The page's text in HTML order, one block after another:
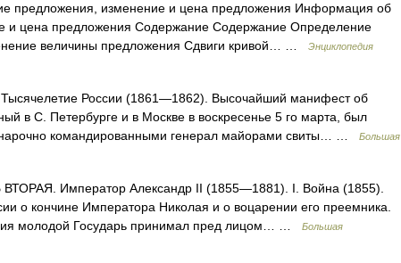
предложения, изменение и цена предложения Информация об
и цена предложения Содержание Содержание Определение
величины предложения Сдвиги кривой… …
Энциклопедия
России (1861—1862). Высочайший манифест об
в С. Петербурге и в Москве в воскресенье 5 го марта, был
нарочно командированными генерал майорами свиты… …
Большая
Император Александр II (1855—1881). I. Война (1855).
о кончине Императора Николая и о воцарении его преемника.
молодой Государь принимал пред лицом… …
Большая